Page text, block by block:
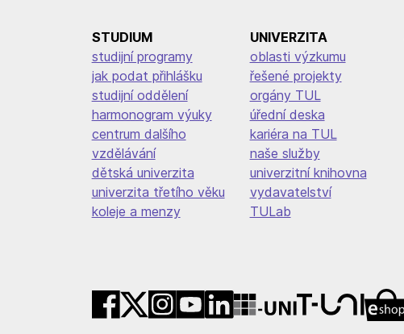
STUDIUM
studijní programy
jak podat přihlášku
studijní oddělení
harmonogram výuky
centrum dalšího
vzdělávání
dětská univerzita
univerzita třetího věku
koleje a menzy
UNIVERZITA
oblasti výzkumu
řešené projekty
orgány TUL
úřední deska
kariéra na TUL
naše služby
univerzitní knihovna
vydavatelství
TULab